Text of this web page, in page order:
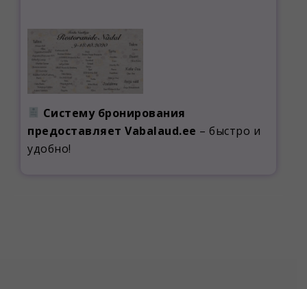
Систему бронирования
предоставляет Vabalaud.ee – быстро и
удобно!